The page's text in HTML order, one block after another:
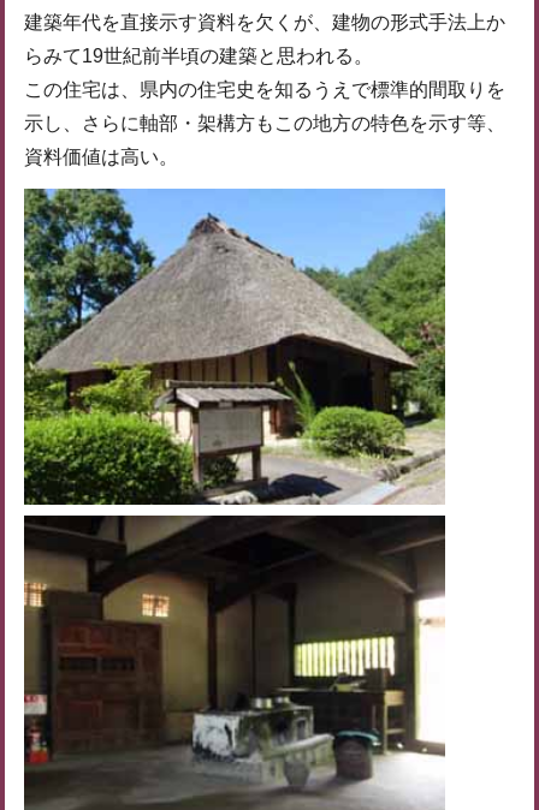
建築年代を直接示す資料を欠くが、建物の形式手法上か
らみて19世紀前半頃の建築と思われる。
この住宅は、県内の住宅史を知るうえで標準的間取りを
示し、さらに軸部・架構方もこの地方の特色を示す等、
資料価値は高い。